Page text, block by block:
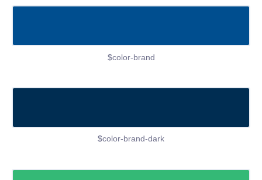
$color-brand
$color-brand-dark